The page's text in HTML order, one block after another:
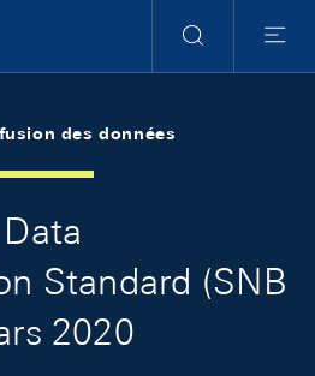
RechercheMenu
des données
Standard (SNB
2020